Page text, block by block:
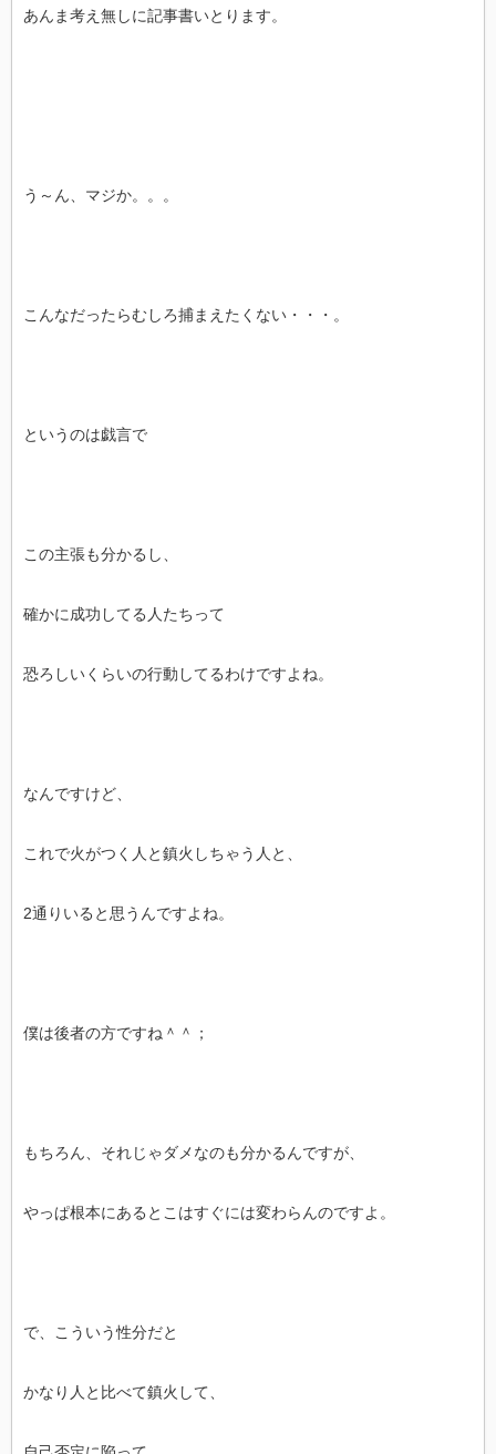
あんま考え無しに記事書いとります。
う～ん、マジか。。。
こんなだったらむしろ捕まえたくない・・・。
というのは戯言で
この主張も分かるし、
確かに成功してる人たちって
恐ろしいくらいの行動してるわけですよね。
なんですけど、
これで火がつく人と鎮火しちゃう人と、
2通りいると思うんですよね。
僕は後者の方ですね＾＾；
もちろん、それじゃダメなのも分かるんですが、
やっぱ根本にあるとこはすぐには変わらんのですよ。
で、こういう性分だと
かなり人と比べて鎮火して、